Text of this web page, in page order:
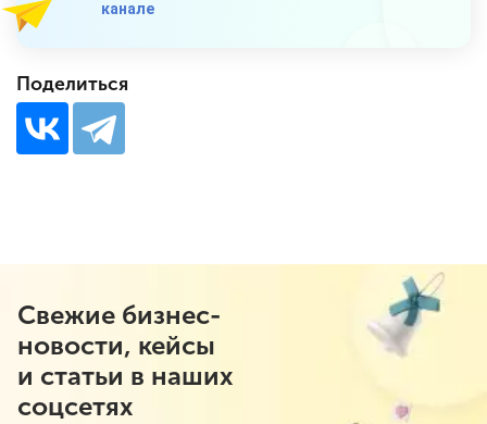
канале
Поделиться
Свежие бизнес-
новости, кейсы
и статьи в наших
соцсетях